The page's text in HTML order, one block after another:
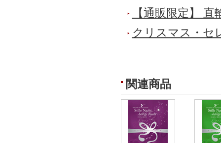
【通販限定】 直
クリスマス・セ
関連商品